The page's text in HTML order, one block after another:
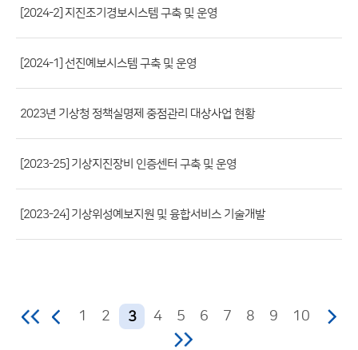
일,
록
일,
조
[2024-2] 지진조기경보시스템 구축 및 운영
[2024-1] 선진예보시스템 구축 및 운영
2023년 기상청 정책실명제 중점관리 대상사업 현황
[2023-25] 기상지진장비 인증센터 구축 및 운영
[2023-24] 기상위성예보지원 및 융합서비스 기술개발
1 2 3 4 5 6 7 8 9 10